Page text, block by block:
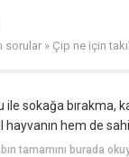
sorular » Çip ne için
sokağa bırakma,
hem de
tamamını burada